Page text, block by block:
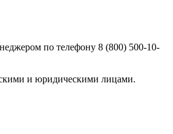
по телефону 8 (800) 500-10-
и юридическими лицами.